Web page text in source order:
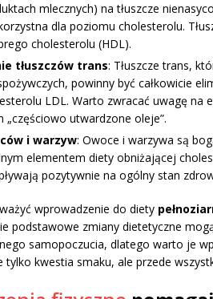
mlecznych) na tłuszcze
dla poziomu cholesterolu.
cholesterolu (HDL).
tłuszczów trans: Tłuszcze trans,
powinny być całkowicie
LDL. Warto zwracać uwagę na
„częściowo utwardzone oleje”.
i warzyw: Owoce i warzywa są
elementem diety obniżającej
pozytywnie na ogólny stan
wprowadzenie do diety
podstawowe zmiany dietetyczne
samopoczucia, dlatego warto je
kwestia smaku, ale przede